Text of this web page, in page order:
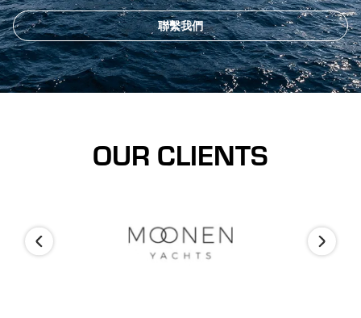
聯繫我們
OUR CLIENTS